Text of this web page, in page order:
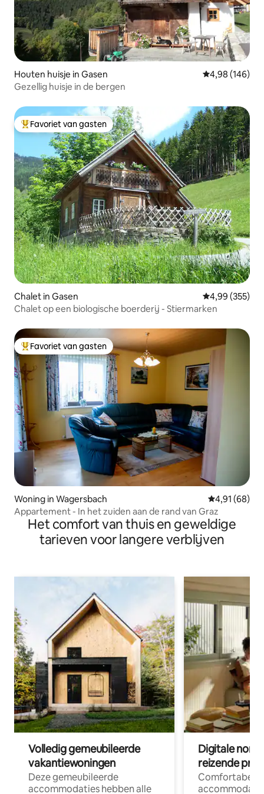
Houten huisje in Gasen Gemiddelde
4,98 (146)
Gezellig huisje in de bergen
Topfavoriet van gasten
Favoriet van gasten
Chalet in Gasen Gemiddelde
4,99 (355)
Chalet op een biologische boerderij - Stiermarken
Topfavoriet van gasten
Favoriet van gasten
Woning in Wagersbach Gemiddelde
4,91 (68)
Appartement - In het zuiden aan de rand van Graz
Het comfort van thuis en geweldige
tarieven voor langere verblijven
Volledig gemeubileerde
vakantiewoningen
Deze gemeubileerde
accommodaties hebben alle
Digitale
reizende
Comfortabele